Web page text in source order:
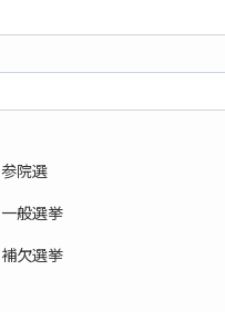
参院選
一般選挙
補欠選挙